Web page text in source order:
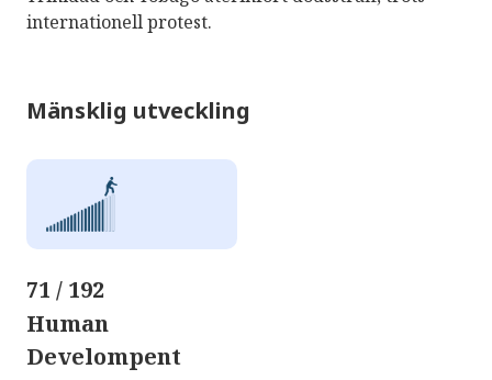
internationell protest.
Mänsklig utveckling
71 / 192
Human
Develompent